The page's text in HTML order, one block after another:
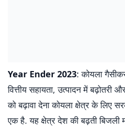
Year Ender 2023: कोयला
वित्तीय सहायता, उत्पादन में बढ़ोतरी
को बढ़ावा देना कोयला क्षेत्र के लिए
एक है. यह क्षेत्र देश की बढ़ती बिजली